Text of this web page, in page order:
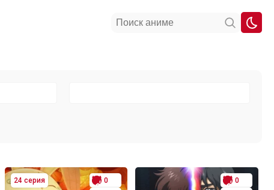
24 серия
0
0